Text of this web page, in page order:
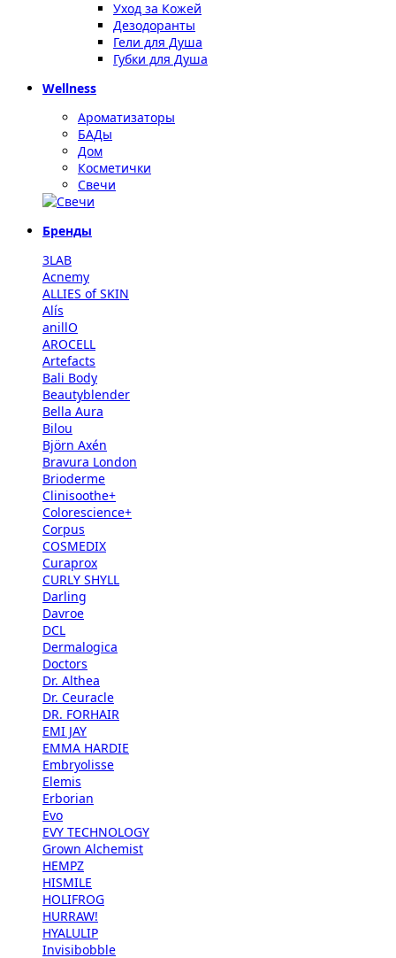
Уход за Кожей
Дезодоранты
Гели для Душа
Губки для Душа
Wellness
Ароматизаторы
БАДы
Дом
Косметички
Свечи
Бренды
3LAB
Acnemy
ALLIES of SKIN
Alís
anillO
AROCELL
Artefacts
Bali Body
Beautyblender
Bella Aura
Bilou
Björn Axén
Bravura London
Brioderme
Clinisoothe+
Colorescience+
Corpus
COSMEDIX
Curaprox
CURLY SHYLL
Darling
Davroe
DCL
Dermalogica
Doctors
Dr. Althea
Dr. Ceuracle
DR. FORHAIR
EMI JAY
EMMA HARDIE
Embryolisse
Elemis
Erborian
Evo
EVY TECHNOLOGY
Grown Alchemist
HEMPZ
HISMILE
HOLIFROG
HURRAW!
HYALULIP
Invisibobble